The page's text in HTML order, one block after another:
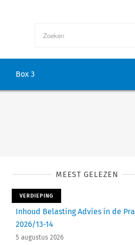
Box 3
MEEST GELEZEN
VERDIEPING
Inhoud Belasting Advies in de
2026/13-14
5 augustus 2026